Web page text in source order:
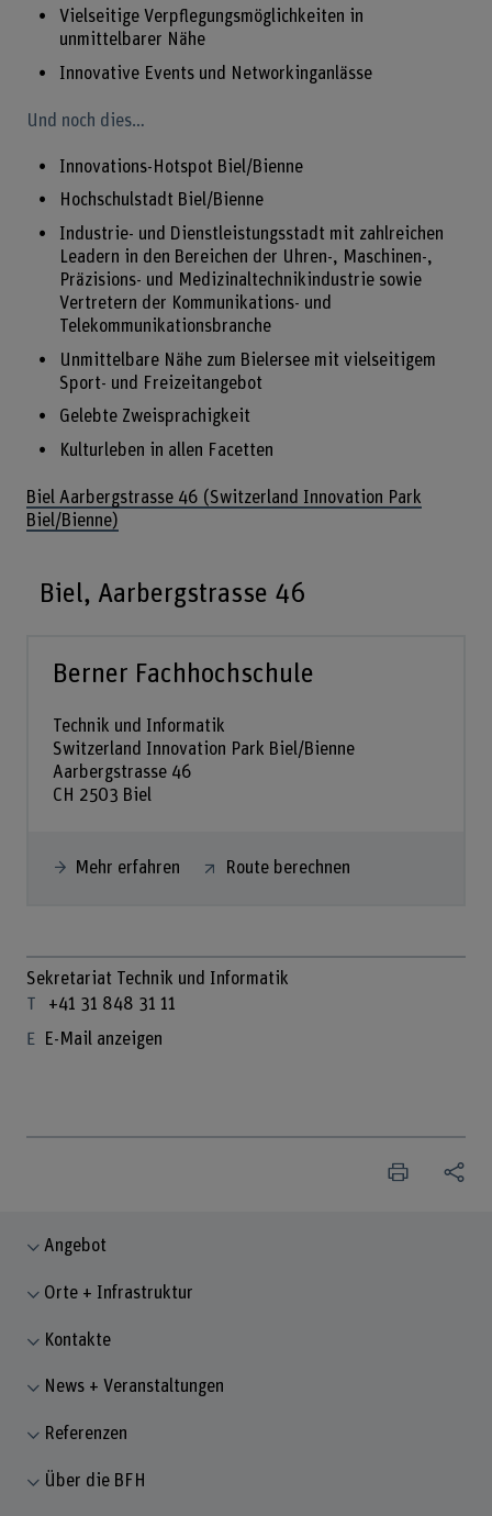
Vielseitige Verpflegungsmöglichkeiten in
unmittelbarer Nähe
Innovative Events und Networkinganlässe
Und noch dies…
Innovations-Hotspot Biel/Bienne
Hochschulstadt Biel/Bienne
Industrie- und Dienstleistungsstadt mit zahlreichen
Leadern in den Bereichen der Uhren-, Maschinen-,
Präzisions- und Medizinaltechnikindustrie sowie
Vertretern der Kommunikations- und
Telekommunikationsbranche
Unmittelbare Nähe zum Bielersee mit vielseitigem
Sport- und Freizeitangebot
Gelebte Zweisprachigkeit
Kulturleben in allen Facetten
Biel Aarbergstrasse 46 (Switzerland Innovation Park
Biel/Bienne)
Biel, Aarbergstrasse 46
Berner Fachhochschule
Technik und Informatik
Switzerland Innovation Park Biel/Bienne
Aarbergstrasse 46
CH 2503 Biel
Mehr erfahren Route berechnen
Sekretariat Technik und Informatik
+41 31 848 31 11
E-Mail anzeigen
Angebot
Orte + Infrastruktur
Kontakte
News + Veranstaltungen
Referenzen
Über die BFH